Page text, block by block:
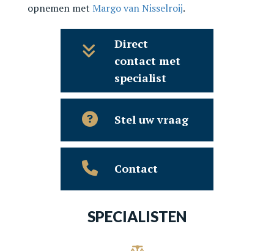
opnemen met Margo van Nisselroij.
Direct
contact met
specialist
Stel uw vraag
Contact
SPECIALISTEN